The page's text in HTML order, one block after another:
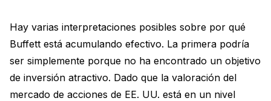
Hay varias interpretaciones posibles sobre por qué
Buffett está acumulando efectivo. La primera podría
ser simplemente porque no ha encontrado un objetivo
de inversión atractivo. Dado que la valoración del
mercado de acciones de EE. UU. está en un nivel